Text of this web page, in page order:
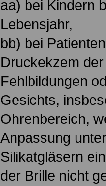
aa) bei Kindern
Lebensjahr,
bb) bei
Druckekzem
Fehlbildungen
Gesichts,
Ohrenbereich,
Anpassung
Silikatgläsern
der Brille nicht